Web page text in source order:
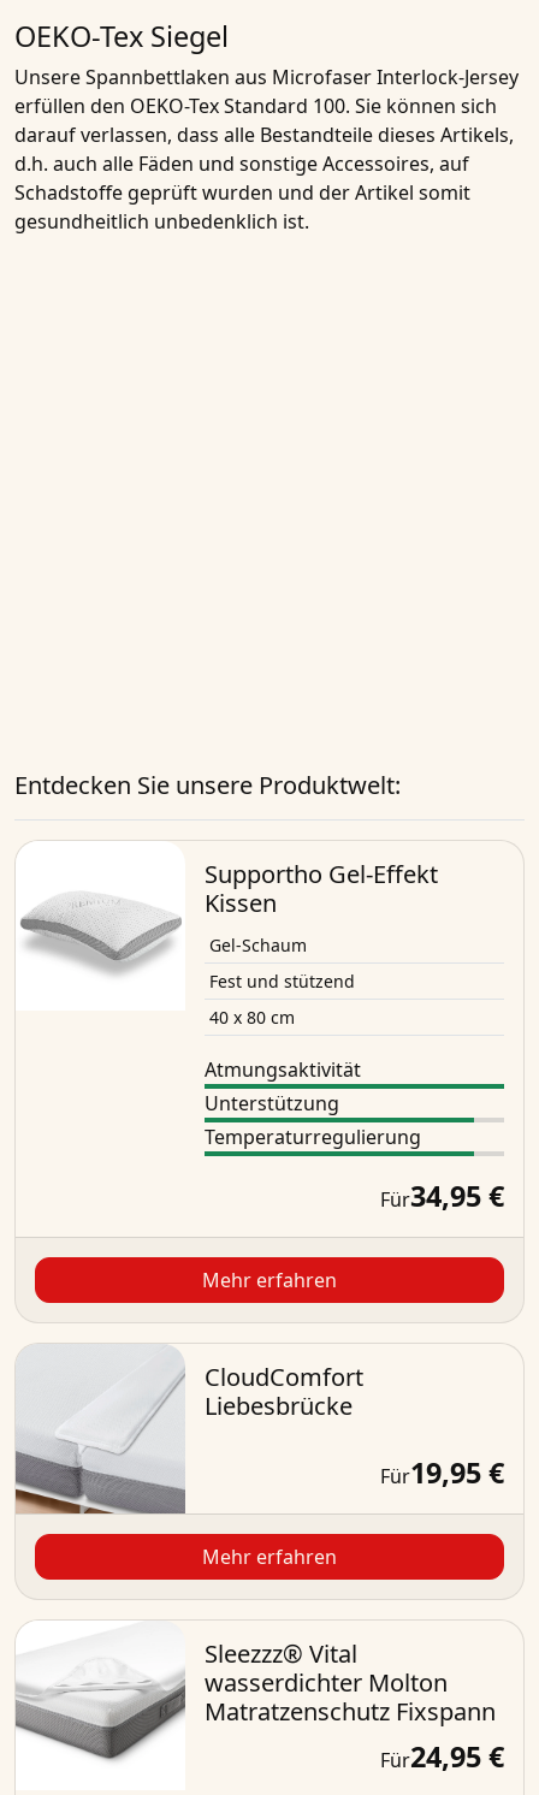
OEKO-Tex Siegel
Unsere Spannbettlaken aus Microfaser Interlock-Jersey
erfüllen den OEKO-Tex Standard 100. Sie können sich
darauf verlassen, dass alle Bestandteile dieses Artikels,
d.h. auch alle Fäden und sonstige Accessoires, auf
Schadstoffe geprüft wurden und der Artikel somit
gesundheitlich unbedenklich ist.
Entdecken Sie unsere Produktwelt:
Supportho Gel-Effekt
Kissen
Gel-Schaum
Fest und stützend
40 x 80 cm
Atmungsaktivität
Unterstützung
Temperaturregulierung
Für34,95 €
Mehr erfahren
CloudComfort
Liebesbrücke
Für19,95 €
Mehr erfahren
Sleezzz® Vital
wasserdichter Molton
Matratzenschutz Fixspann
Für24,95 €